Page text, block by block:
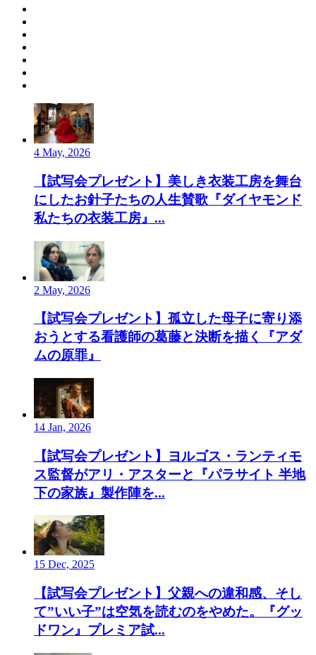
4 May, 2026
【試写会プレゼント】美しき衣装工房を舞台
にしたお針子たちの人生賛歌『ダイヤモンド
私たちの衣装工房』...
2 May, 2026
【試写会プレゼント】孤立した母子に寄り添
おうとする看護師の葛藤と決断を描く『アダ
ムの原罪』
14 Jan, 2026
【試写会プレゼント】ヨルゴス・ランティモ
ス監督がアリ・アスターと『パラサイト 半地
下の家族』製作陣を...
15 Dec, 2025
【試写会プレゼント】父親への違和感、そし
て”いい子”は空気を読むのをやめた。『グッ
ドワン』プレミア試...